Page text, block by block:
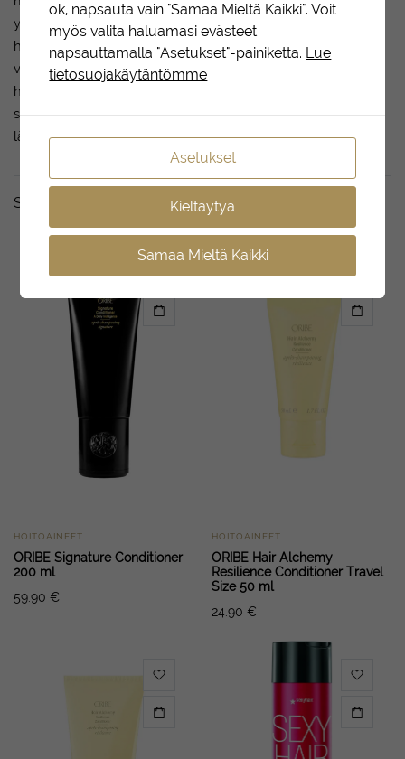
yhteydessä. Tämä luonnollinen aminohappo, joka parantaa
hiusten kimmoisuutta, elvyttää ja vahvistaa hiuksia
vähentääkseen niiden katkeilua. Suojaava lipidi: Terveiden
hiusten luontainen lipidi, joka toimii hiuksissa ensisijaisena
suojakerroksena ja auttaa estämään kemiallisia, UV- ja
lämpövaurioita.
Sopii täydellisesti yhdessä
HOITOAINEET
ORIBE Signature Conditioner
200 ml
59.90 €
HOITOAINEET
ORIBE Hair Alchemy
Resilience Conditioner Travel
Size 50 ml
24.90 €
ok, napsauta vain "Samaa Mieltä Kaikki". Voit
myös valita haluamasi evästeet
napsauttamalla "Asetukset"-painiketta. Lue
tietosuojakäytäntömme
Asetukset
Kieltäytyä
Samaa Mieltä Kaikki